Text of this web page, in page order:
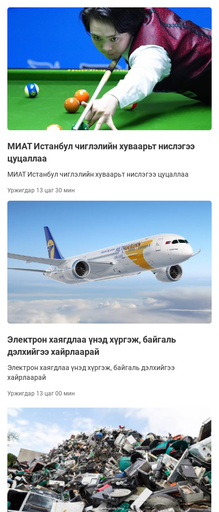
МИАТ Истанбул чиглэлийн хуваарьт нислэгээ
цуцаллаа
МИАТ Истанбул чиглэлийн хуваарьт нислэгээ цуцаллаа
Уржигдар 13 цаг 30 мин
Электрон хаягдлаа үнэд хүргэж, байгаль
дэлхийгээ хайрлаарай
Электрон хаягдлаа үнэд хүргэж, байгаль дэлхийгээ
хайрлаарай
Уржигдар 13 цаг 00 мин